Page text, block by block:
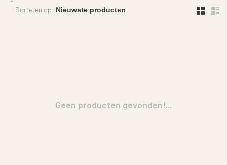
Sorteren op:
Geen producten gevonden!...